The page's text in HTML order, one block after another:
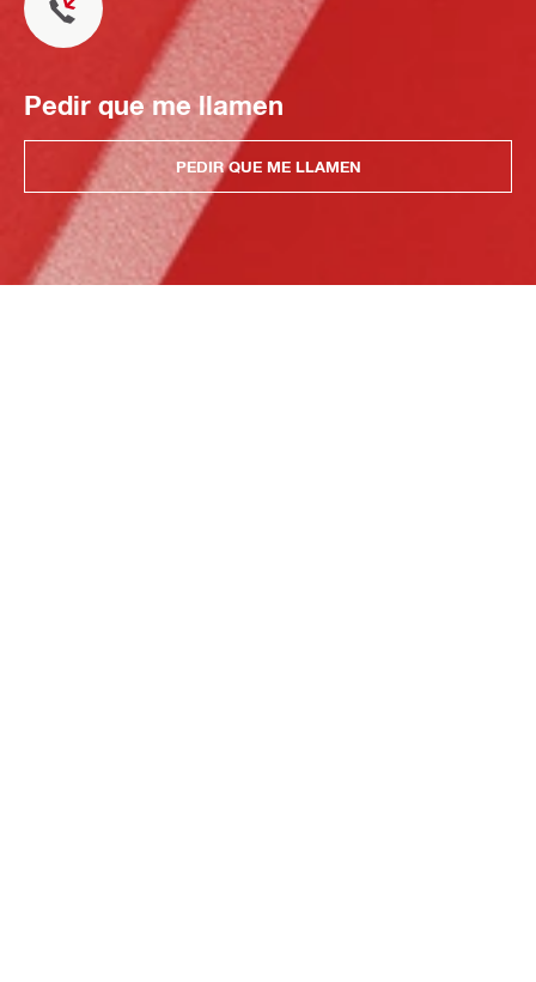
Pedir que me llamen
PEDIR QUE ME LLAMEN